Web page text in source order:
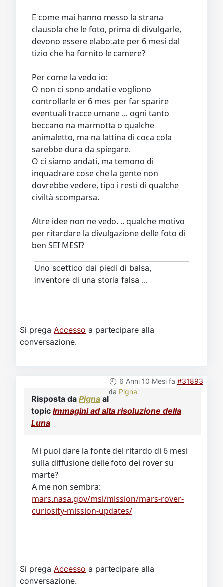
E come mai hanno messo la strana
clausola che le foto, prima di divulgarle,
devono essere elabotate per 6 mesi dal
tizio che ha fornito le camere?
Per come la vedo io:
O non ci sono andati e vogliono
controllarle er 6 mesi per far sparire
eventuali tracce umane ... ogni tanto
beccano na marmotta o qualche
animaletto, ma na lattina di coca cola
sarebbe dura da spiegare.
O ci siamo andati, ma temono di
inquadrare cose che la gente non
dovrebbe vedere, tipo i resti di qualche
civiltà scomparsa.
Altre idee non ne vedo. .. qualche motivo
per ritardare la divulgazione delle foto di
ben SEI MESI?
Uno scettico dai piedi di balsa,
inventore di una storia falsa ...
Si prega Accesso a partecipare alla
conversazione.
6 Anni 10 Mesi fa #31893
da Pigna
Risposta da Pigna al
topic Immagini ad alta risoluzione della
Luna
Mi puoi dare la fonte del ritardo di 6 mesi
sulla diffusione delle foto dei rover su
marte?
A me non sembra:
mars.nasa.gov/msl/mission/mars-rover-
curiosity-mission-updates/
Si prega Accesso a partecipare alla
conversazione.